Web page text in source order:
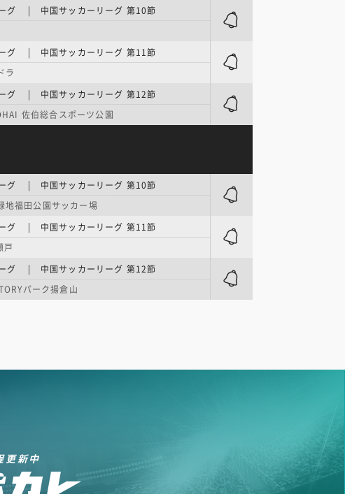
グ | 中国サッカーリーグ 第10節
グ | 中国サッカーリーグ 第11節
ラ
グ | 中国サッカーリーグ 第12節
佐伯総合スポーツ公園
グ | 中国サッカーリーグ 第10節
地福田公園サッカー場
グ | 中国サッカーリーグ 第11節
戸
グ | 中国サッカーリーグ 第12節
パーク揚倉山
更新中